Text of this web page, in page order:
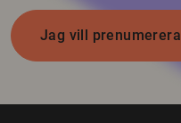
Jag vill prenumerera